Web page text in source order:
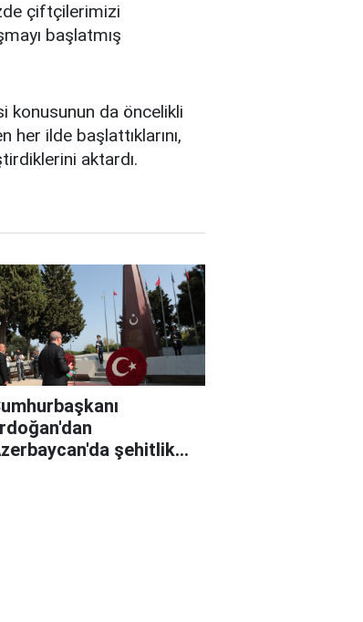
çiftçilerimizi
başlatmış
konusunun da öncelikli
ilde başlattıklarını,
aktardı.
şehitlik